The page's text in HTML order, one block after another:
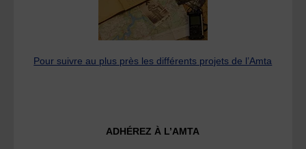
Pour suivre au plus près les différents projets de l’Amta
ADHÉREZ À L’AMTA